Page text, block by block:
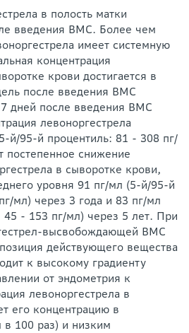
в полость матки
введения ВМС. Более чем
имеет системную
концентрация
крови достигается в
после введения ВМС
дней после введения ВМС
левоноргестрела
й/95-й процентиль: 81 - 308 пг/
постепенное снижение
в сыворотке крови,
уровня 91 пг/мл (5-й/95-й
мл) через 3 года и 83 пг/мл
45 - 153 пг/мл) через 5 лет. При
высвобождающей ВМС
действующего вещества
к высокому градиенту
от эндометрия к
левоноргестрела в
его концентрацию в
100 раз) и низким